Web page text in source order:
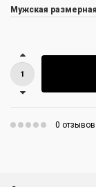
Мужская
0 отзывов